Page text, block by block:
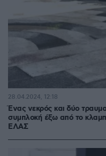
Ένας νεκρός και δύο
συμπλοκή έξω από το
ΕΛΑΣ
28.04.2024, 12:18